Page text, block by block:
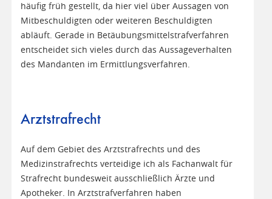
häufig früh gestellt, da hier viel über Aussagen von
Mitbeschuldigten oder weiteren Beschuldigten
abläuft. Gerade in Betäubungsmittelstrafverfahren
entscheidet sich vieles durch das Aussageverhalten
des Mandanten im Ermittlungsverfahren.
Arztstrafrecht
Auf dem Gebiet des Arztstrafrechts und des
Medizinstrafrechts verteidige ich als Fachanwalt für
Strafrecht bundesweit ausschließlich Ärzte und
Apotheker. In Arztstrafverfahren haben